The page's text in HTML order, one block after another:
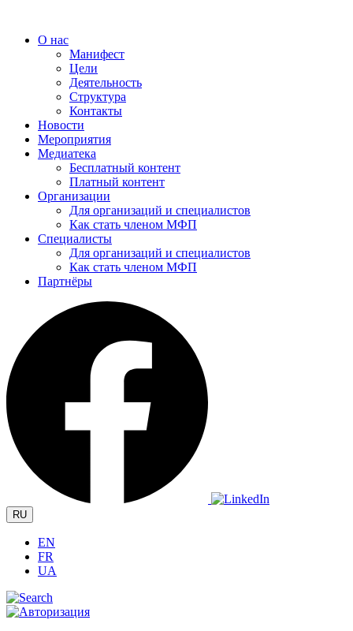
содержимому
О нас
Манифест
Цели
Деятельность
Структура
Контакты
Новости
Мероприятия
Медиатека
Бесплатный контент
Платный контент
Организации
Для организаций и специалистов
Как стать членом МФП
Специалисты
Для организаций и специалистов
Как стать членом МФП
Партнёры
RU
EN
FR
UA